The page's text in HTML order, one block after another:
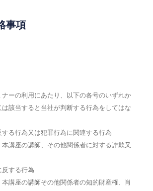
事項
ーの利用にあたり、以下の各号のいずれか
は該当すると当社が判断する行為をしてはな
する行為又は犯罪行為に関連する行為
本講座の講師、その他関係者に対する詐欺又
反する行為
本講座の講師その他関係者の知的財産権、肖